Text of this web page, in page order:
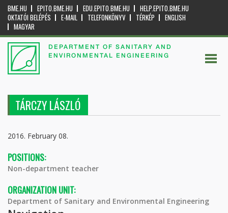
BME.HU EPITO.BME.HU EDU.EPITO.BME.HU
HELP.EPITO.BME.HU
OKTATÓI BELÉPÉS
E-MAIL TELEFONKÖNYV TÉRKÉP
ENGLISH
MAGYAR
DEPARTMENT OF SANITARY AND
ENVIRONMENTAL ENGINEERING
TÁRCZY LÁSZLÓ
2016. February 08.
POSITIONS:
Non-department teacher
ORGANIZATION UNIT:
Department of Sanitary and Environmental Engineering